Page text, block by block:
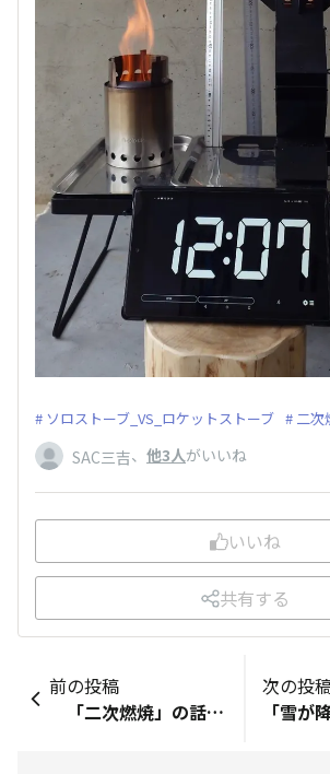
ソロストーブ_VS_ロケットストーブ 二次
SAC三吉、 他3人がいいね
いいね
共有する
前の投稿
「二次燃焼」の話題提起で『ソロストーブ タイタン』について数件投稿しましたが、このストーブが「二次燃焼」を起こす基本的な構造として、二重の壁面パネル内を空気を通す形でした。 これに対し、二重の壁面でなくても二次燃焼を起こして可燃性ガスの煙を燃焼させるストーブの『ロケットストーブ🚀』も紹介し、手持ちの両タイプのストーブについて、同じ量のペレット燃料で、どれだけ差が有るか試してみようと考え、まずは『ロケットストーブ』の紹介をしておき、明後日 比較燃焼させてみようと思います。 どちらの型式もサイズが多種類有るし、構造が違うものも沢山あるので、あくまでも一つの例とは成りますが、燃焼効率の極めて高いストーブどうしなので楽しみです。 ただ、ロケットストーブでペレット燃料を燃やした事が無いので、上手くいかないかもしれないなぁ～。
次の投